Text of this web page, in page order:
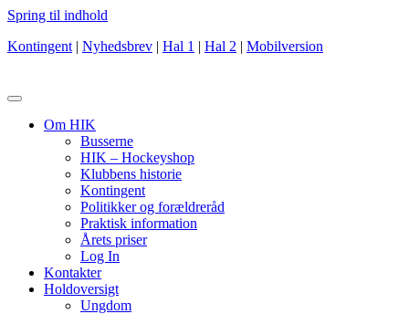
Spring til indhold
Kontingent | Nyhedsbrev | Hal 1 | Hal 2 | Mobilversion
Om HIK
Busserne
HIK – Hockeyshop
Klubbens historie
Kontingent
Politikker og forældreråd
Praktisk information
Årets priser
Log In
Kontakter
Holdoversigt
Ungdom